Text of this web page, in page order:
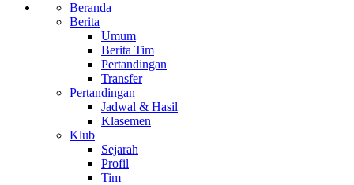
Beranda
Berita
Umum
Berita Tim
Pertandingan
Transfer
Pertandingan
Jadwal & Hasil
Klasemen
Klub
Sejarah
Profil
Tim